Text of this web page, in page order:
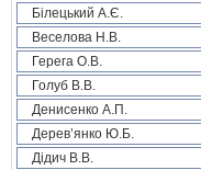
Білецький А.Є.
Веселова Н.В.
Герега О.В.
Голуб В.В.
Денисенко А.П.
Дерев’янко Ю.Б.
Дідич В.В.